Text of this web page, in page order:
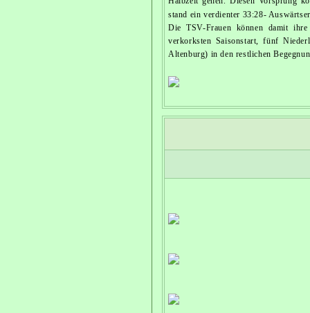
stand ein verdienter 33:28-
Die TSV-Frauen können damit
verkorksten Saisonstart, fünf
Altenburg) in den restlichen